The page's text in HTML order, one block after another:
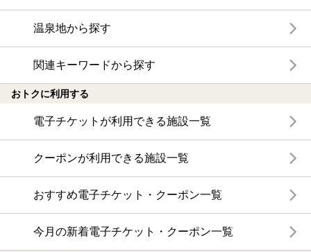
温泉地から探す
関連キーワードから探す
おトクに利用する
電子チケットが利用できる施設一覧
クーポンが利用できる施設一覧
おすすめ電子チケット・クーポン一覧
今月の新着電子チケット・クーポン一覧